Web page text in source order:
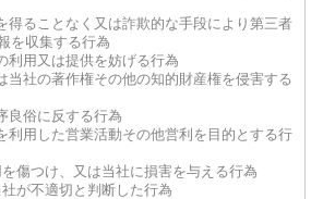
得ることなく又は詐欺的な手段により第三者
を収集する行為
利用又は提供を妨げる行為
当社の著作権その他の知的財産権を侵害する
良俗に反する行為
利用した営業活動その他営利を目的とする行
を傷つけ、又は当社に損害を与える行為
社が不適切と判断した行為